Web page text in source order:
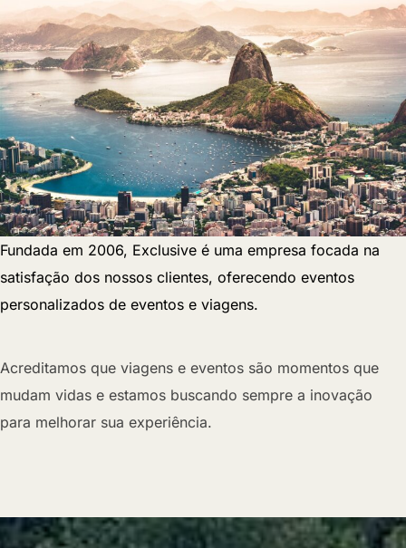
Fundada em 2006, Exclusive é uma empresa focada na
satisfação dos nossos clientes, oferecendo eventos
personalizados de eventos e viagens.
Acreditamos que viagens e eventos são momentos que
mudam vidas e estamos buscando sempre a inovação
para melhorar sua experiência.